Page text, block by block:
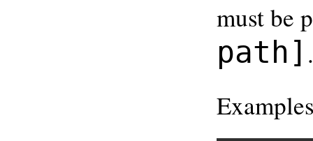
must be
path] .